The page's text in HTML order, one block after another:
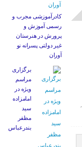
کادرآموزشی مجرب و
رسمی آموزش و
پرورش در هنرستان
غیر دولتی پسرانه نو
آوران
برگزاری
مراسم
ویژه در
امامزاده
سید
مظفر
بندرعباس